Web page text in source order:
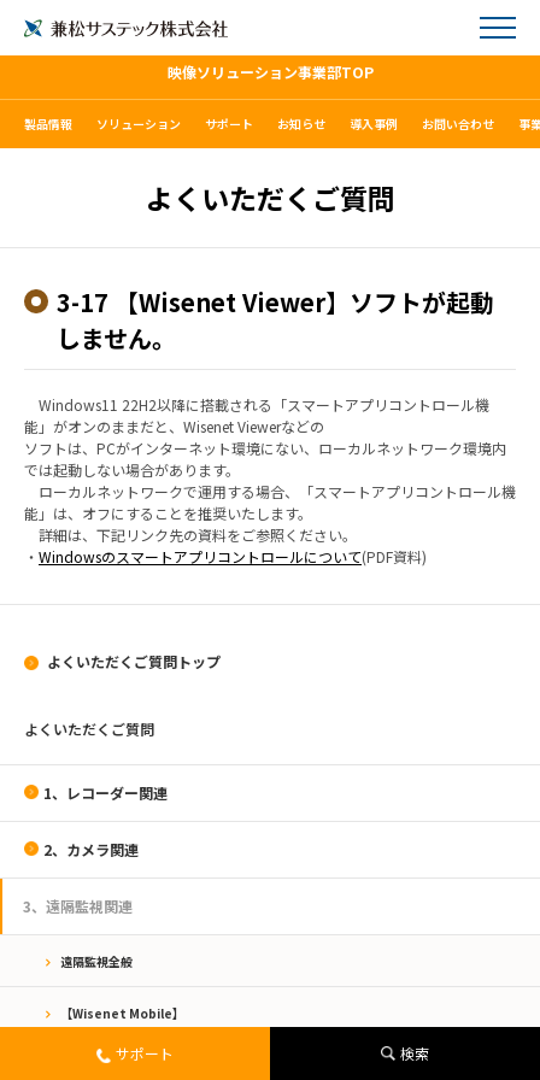
映像ソリューション事業部TOP
製品情報 ソリューション サポート お知らせ 導入事例 お問い合わせ 事
よくいただくご質問
3-17 【Wisenet Viewer】ソフトが起動
しません。
Windows11 22H2以降に搭載される「スマートアプリコントロール機
能」がオンのままだと、Wisenet Viewerなどの
ソフトは、PCがインターネット環境にない、ローカルネットワーク環境内
では起動しない場合があります。
ローカルネットワークで運用する場合、「スマートアプリコントロール機
能」は、オフにすることを推奨いたします。
詳細は、下記リンク先の資料をご参照ください。
・ Windowsのスマートアプリコントロールについて(PDF資料)
よくいただくご質問トップ
よくいただくご質問
1、レコーダー関連
2、カメラ関連
3、遠隔監視関連
遠隔監視全般
【Wisenet Mobile】
【Wisenet Viewer】
サポート 検索